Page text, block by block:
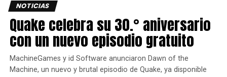
NOTICIAS
Quake celebra su 30.° aniversario
con un nuevo episodio gratuito
MachineGames y id Software anunciaron Dawn of the
Machine, un nuevo y brutal episodio de Quake, ya disponible